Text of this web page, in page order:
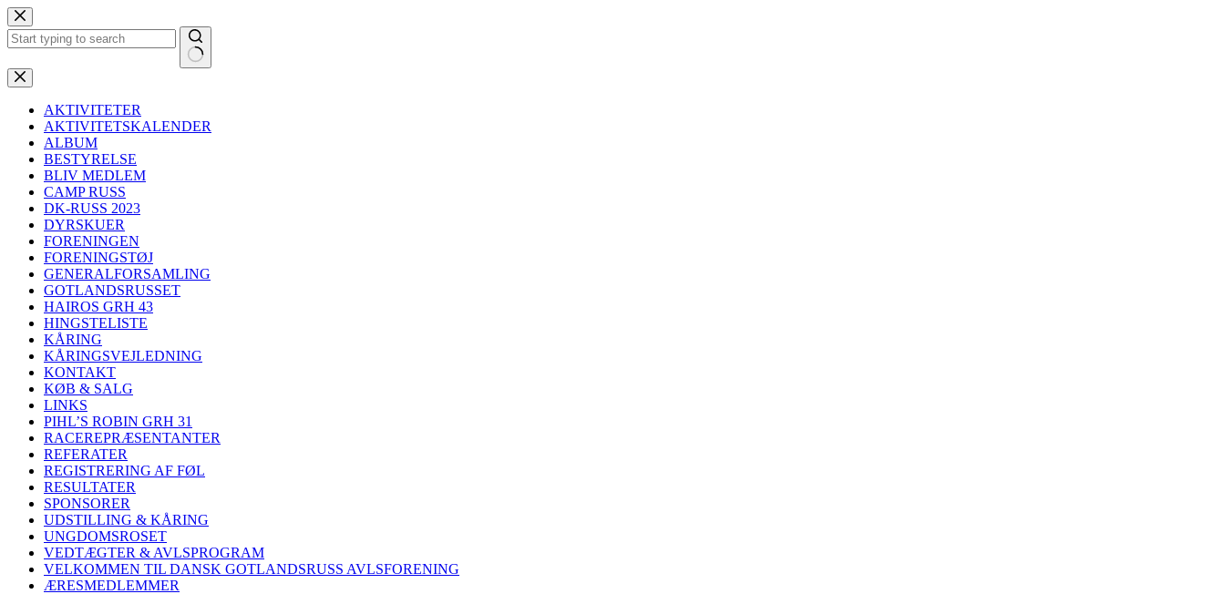
Fortsæt
til
indhold
Ingen
resultater
AKTIVITETER
AKTIVITETSKALENDER
ALBUM
BESTYRELSE
BLIV MEDLEM
CAMP RUSS
DK-RUSS 2023
DYRSKUER
FORENINGEN
FORENINGSTØJ
GENERALFORSAMLING
GOTLANDSRUSSET
HAIROS GRH 43
HINGSTELISTE
KÅRING
KÅRINGSVEJLEDNING
KONTAKT
KØB & SALG
LINKS
PIHL’S ROBIN GRH 31
RACEREPRÆSENTANTER
REFERATER
REGISTRERING AF FØL
RESULTATER
SPONSORER
UDSTILLING & KÅRING
UNGDOMSROSET
VEDTÆGTER & AVLSPROGRAM
VELKOMMEN TIL DANSK GOTLANDSRUSS AVLSFORENING
ÆRESMEDLEMMER